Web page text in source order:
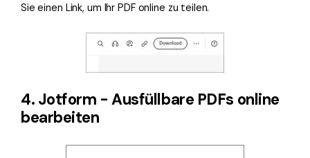
Sie einen Link, um Ihr PDF online zu teilen.
4. Jotform - Ausfüllbare PDFs online
bearbeiten